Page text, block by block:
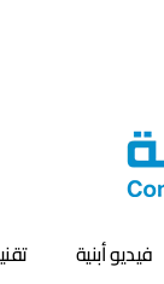
فيديو أبنية